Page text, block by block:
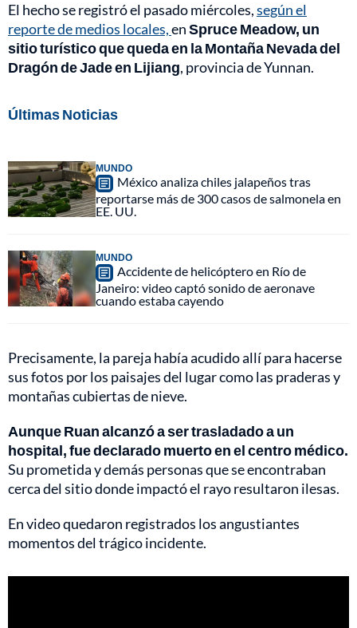
El hecho se registró el pasado miércoles,según el
reporte de medios locales,enSpruce Meadow, un
sitio turístico que queda en la Montaña Nevada del
Dragón de Jade en Lijiang, provincia de Yunnan.
Últimas Noticias
MUNDO
México analiza chiles jalapeños tras
reportarse más de 300 casos de salmonela en
EE. UU.
MUNDO
Accidente de helicóptero en Río de
Janeiro: video captó sonido de aeronave
cuando estaba cayendo
Precisamente, la pareja había acudido allí para hacerse
sus fotos por los paisajes del lugar como las praderas y
montañas cubiertas de nieve.
Aunque Ruan alcanzó a ser trasladado a un
hospital, fue declarado muerto en el centro médico.
Su prometida y demás personas que se encontraban
cerca del sitio donde impactó el rayo resultaron ilesas.
En video quedaron registrados los angustiantes
momentos del trágico incidente.